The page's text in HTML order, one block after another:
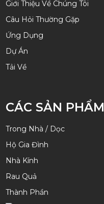
Giới Thiệu Về Chúng Tôi
Câu Hỏi Thường Gặp
Ứng Dụng
Dự Án
Tải Về
CÁC SẢN PHẨM
Trong Nhà / Dọc
Hộ Gia Đình
Nhà Kính
Rau Quả
Thành Phần